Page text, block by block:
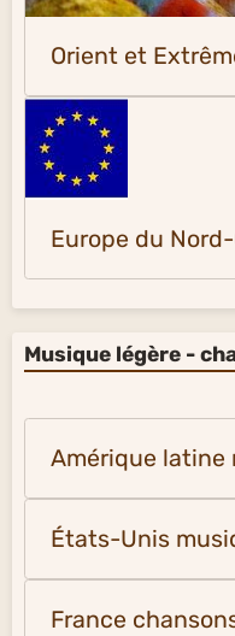
Orient et
Europe du
Musique légère -
Amérique latine
États-Unis
France